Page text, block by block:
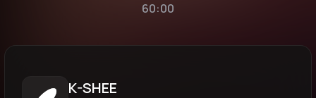
60:00
K-SHEE